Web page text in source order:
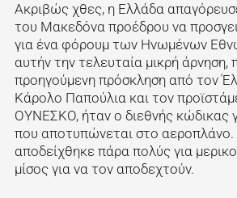
Ακριβώς χθες, η Ελλάδα
του Μακεδόνα προέδρου να
για ένα φόρουμ των Ηνωμένων
αυτήν την τελευταία μικρή άρνηση,
προηγούμενη πρόσκληση από τον
Κάρολο Παπούλια και τον
ΟΥΝΕΣΚΟ, ήταν ο διεθνής κώδικας
που αποτυπώνεται στο
αποδείχθηκε πάρα πολύς για
μίσος για να τον αποδεχτούν.